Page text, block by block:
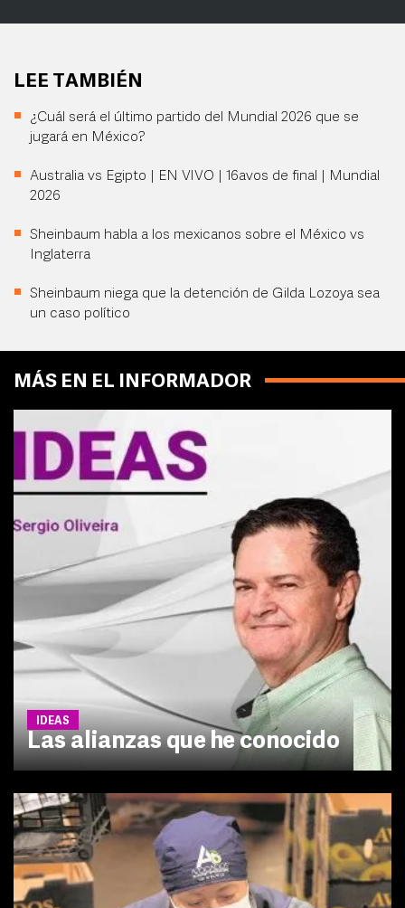
LEE TAMBIÉN
¿Cuál será el último partido del Mundial 2026 que se
jugará en México?
Australia vs Egipto | EN VIVO | 16avos de final | Mundial
2026
Sheinbaum habla a los mexicanos sobre el México vs
Inglaterra
Sheinbaum niega que la detención de Gilda Lozoya sea
un caso político
MÁS EN EL INFORMADOR
IDEAS
Las alianzas que he conocido